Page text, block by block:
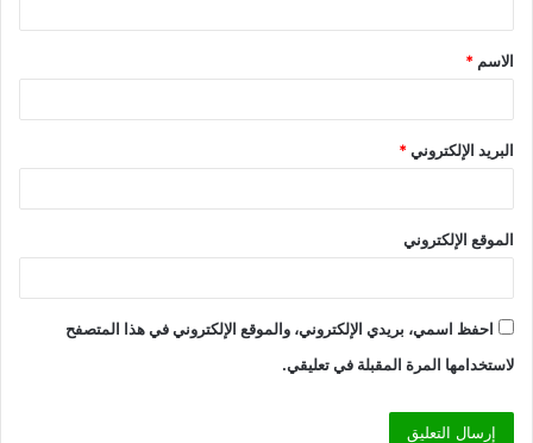
ق
*
الاسم *
البريد الإلكتروني*
الموقع الإلكتروني
احفظ اسمي، بريدي الإلكتروني، والموقع الإلكتروني في هذا المتصفح
لاستخدامها المرة المقبلة في تعليقي.